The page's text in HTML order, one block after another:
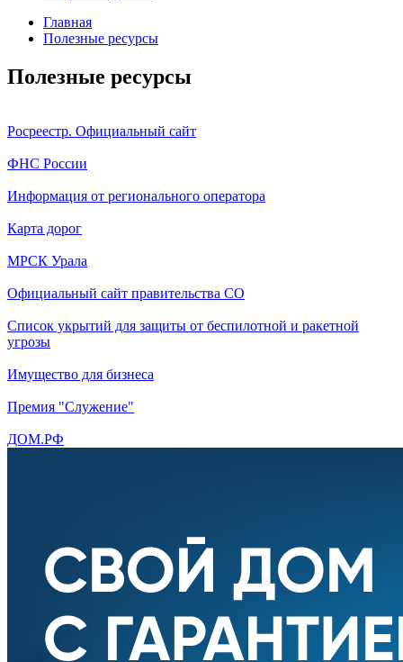
Главная
Полезные ресурсы
Полезные ресурсы
Росреестр. Официальный сайт
ФНС России
Информация от регионального оператора
Карта дорог
МРСК Урала
Официальный сайт правительства СО
Список укрытий для защиты от беспилотной и ракетной
угрозы
Имущество для бизнеса
Премия "Служение"
ДОМ.РФ